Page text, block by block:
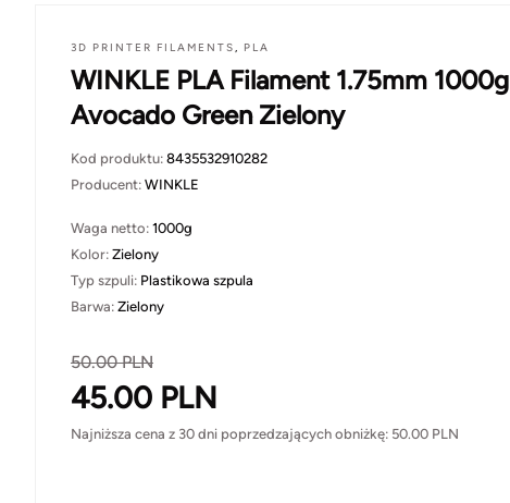
3D PRINTER FILAMENTS, PLA
WINKLE PLA Filament 1.75mm 1000g
Avocado Green Zielony
Kod produktu: 8435532910282
Producent: WINKLE
Waga netto: 1000g
Kolor: Zielony
Typ szpuli: Plastikowa szpula
Barwa: Zielony
50.00PLN
45.00 PLN
Najniższa cena z 30 dni poprzedzających obniżkę: 50.00 PLN